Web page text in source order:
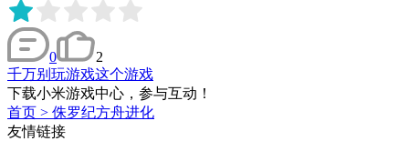
0
2
千万别玩游戏这个游戏
下载小米游戏中心，参与互动！
首页 > 侏罗纪方舟进化
友情链接